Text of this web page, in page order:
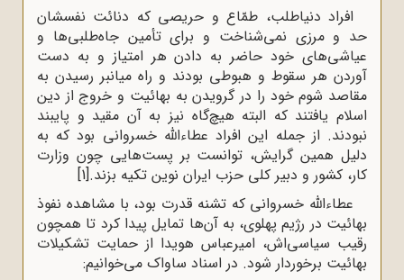
افراد دنیاطلب، طمّاع و حریصی که دنائت نفسشان
حد و مرزی نمی‌شناخت و برای تأمین جاه‌طلبی‌ها و
عیاشی‌های خود حاضر به دادن هر امتیاز و به دست
آوردن هر سقوط و هبوطی بودند و راه میانبر رسیدن به
مقاصد شوم خود را در گرویدن به بهائیت و خروج از دین
اسلام یافتند که البته هیچ‌گاه نیز به آن مقید و پایبند
نبودند. از جمله این افراد عطاءالله خسروانی بود که به
دلیل همین گرایش، توانست بر پست‌هایی چون وزارت
کار، کشور و دبیر کلی حزب ایران نوین تکیه بزند.[1]
عطاءالله خسروانی که تشنه قدرت بود، با مشاهده نفوذ
بهائیت در رژیم پهلوی، به آن‌ها تمایل پیدا کرد تا همچون
رقیب سیاسی‌اش، امیرعباس هویدا از حمایت تشکیلات
بهائیت برخوردار شود. در اسناد ساواک می‌خوانیم: